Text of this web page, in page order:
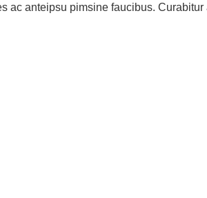
ac anteipsu pimsine faucibus. Curabitur